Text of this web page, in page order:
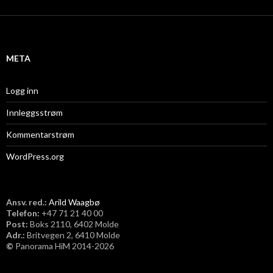
i
META
Logg inn
Innleggsstrøm
Kommentarstrøm
WordPress.org
Ansv. red.: Arild Waagbø
Telefon: ​+47 71 21 40 00
Post: Boks 2110, 6402 Molde
Adr.: Britvegen 2, 6410 Molde
© Panorama HiM 2014-2026